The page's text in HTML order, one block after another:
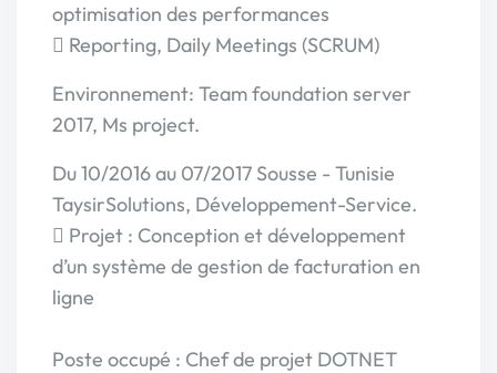
optimisation des performances
 Reporting, Daily Meetings (SCRUM)
Environnement: Team foundation server
2017, Ms project.
Du 10/2016 au 07/2017 Sousse - Tunisie
TaysirSolutions, Développement-Service.
 Projet : Conception et développement
d’un système de gestion de facturation en
ligne
Poste occupé : Chef de projet DOTNET